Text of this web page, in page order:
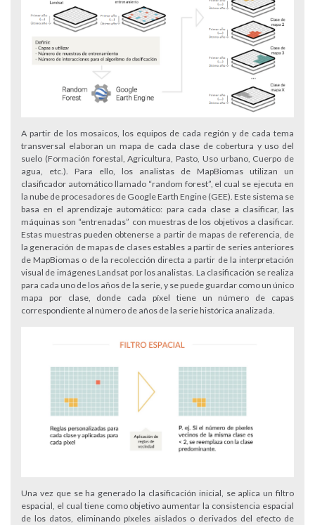
A partir de los mosaicos, los equipos de cada región y de cada tema
transversal elaboran un mapa de cada clase de cobertura y uso del
suelo (Formación forestal, Agricultura, Pasto, Uso urbano, Cuerpo de
agua, etc.). Para ello, los analistas de MapBiomas utilizan un
clasificador automático llamado “random forest”, el cual se ejecuta en
la nube de procesadores de Google Earth Engine (GEE). Este sistema se
basa en el aprendizaje automático: para cada clase a clasificar, las
máquinas son “entrenadas” con muestras de los objetivos a clasificar.
Estas muestras pueden obtenerse a partir de mapas de referencia, de
la generación de mapas de clases estables a partir de series anteriores
de MapBiomas o de la recolección directa a partir de la interpretación
visual de imágenes Landsat por los analistas. La clasificación se realiza
para cada uno de los años de la serie, y se puede guardar como un único
mapa por clase, donde cada píxel tiene un número de capas
correspondiente al número de años de la serie histórica analizada.
Una vez que se ha generado la clasificación inicial, se aplica un filtro
espacial, el cual tiene como objetivo aumentar la consistencia espacial
de los datos, eliminando píxeles aislados o derivados del efecto de